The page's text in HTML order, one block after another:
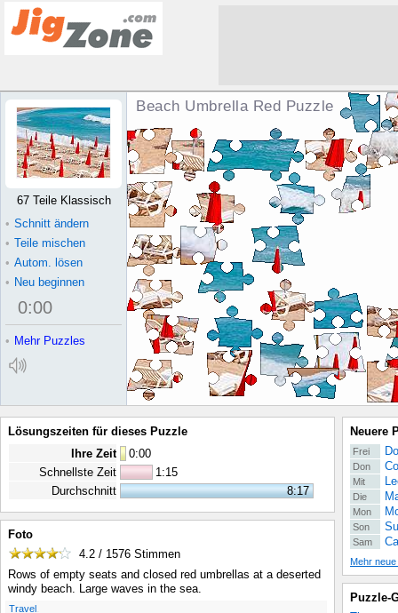
Beach Umbrella Red Puzzle
67 Teile Klassisch
• Schnitt ändern
• Teile mischen
• Autom. lösen
• Neu beginnen
0:00
• Mehr Puzzles
Lösungszeiten für dieses Puzzle
Ihre Zeit
0:00
Schnellste Zeit
1:15
Durchschnitt
8:17
Foto
4.2 / 1576 Stimmen
Rows of empty seats and closed red umbrellas at a deserted
windy beach. Large waves in the sea.
Travel
Neuere
Frei
Don
Mit
Die
Mon
Son
Sam
Mehr
Puzzle-